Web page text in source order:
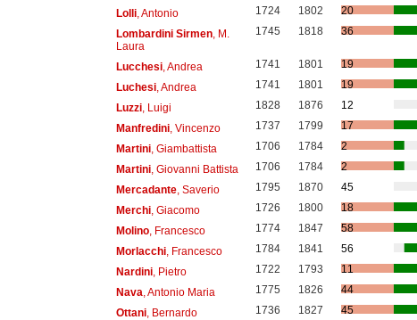
Lolli, Antonio 1724 1802
20
Lombardini Sirmen, M.
Laura
1745 1818 36
Lucchesi, Andrea 1741 1801
19
Luchesi, Andrea 1741 1801
19
Luzzi, Luigi 1828 1876
12
Manfredini, Vincenzo 1737 1799
17
Martini, Giambattista 1706 1784
2
Martini, Giovanni Battista 1706 1784
2
Mercadante, Saverio 1795 1870
45
Merchi, Giacomo 1726 1800
18
Molino, Francesco 1774 1847
58
Morlacchi, Francesco 1784 1841
56
Nardini, Pietro 1722 1793
11
Nava , Antonio Maria 1775 1826
44
Ottani, Bernardo 1736 1827
45